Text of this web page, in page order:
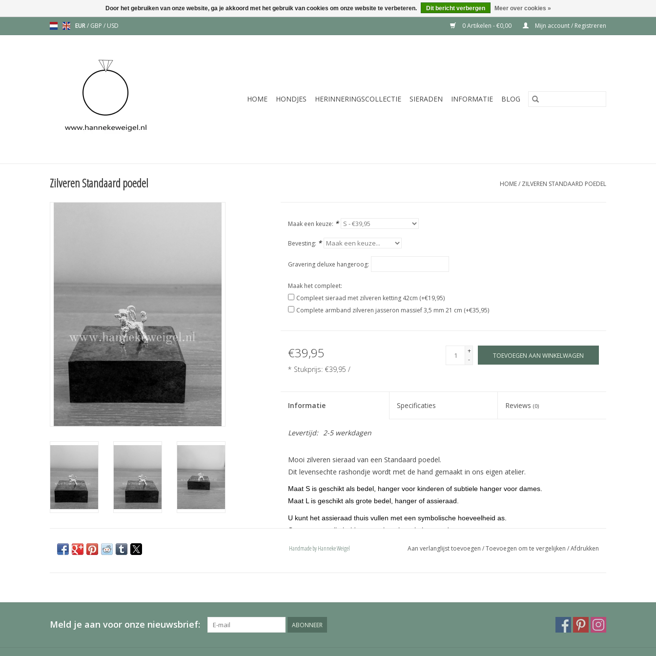
EUR/ GBP / USD 0 Artikelen - €0,00 Mijn account / Registreren
HOME HONDJES HERINNERINGSCOLLECTIE SIERADEN INFORMATIE BLOG
Zilveren Standaard poedel HOME/ ZILVEREN STANDAARD POEDEL
Maak een keuze: *
Bevesting: *
Gravering deluxe hangeroog:
Maak het compleet:
Compleet sieraad met zilveren ketting 42cm (+€19,95)
Complete armband zilveren jasseron massief 3,5 mm 21 cm (+€35,95)
€39,95
* Stukprijs: €39,95 /
+
-
TOEVOEGEN AAN WINKELWAGEN
Informatie Specificaties Reviews(0)
Levertijd: 2-5 werkdagen
Mooi zilveren sieraad van een Standaard poedel.
Dit levensechte rashondje wordt met de hand gemaakt in ons eigen atelier.
Maat S is geschikt als bedel, hanger voor kinderen of subtiele hanger voor dames.
Maat L is geschikt als grote bedel, hanger of assieraad.
U kunt het assieraad thuis vullen met een symbolische hoeveelheid as.
Op aanvraag zijn beide maten leverbaar in het goud.
De hondjes zijn voorzien van een ovaal hangeroog maar kunnen ook voorzien worden van een
Handmade by Hanneke Weigel Aan verlanglijst toevoegen /Toevoegen om te vergelijken /Afdrukken
Meld je aan voor onze nieuwsbrief: ABONNEER
Door het gebruiken van onze website, ga je akkoord met het gebruik van cookies om onze website te verbeteren. Dit bericht verbergen Meer over cookies »